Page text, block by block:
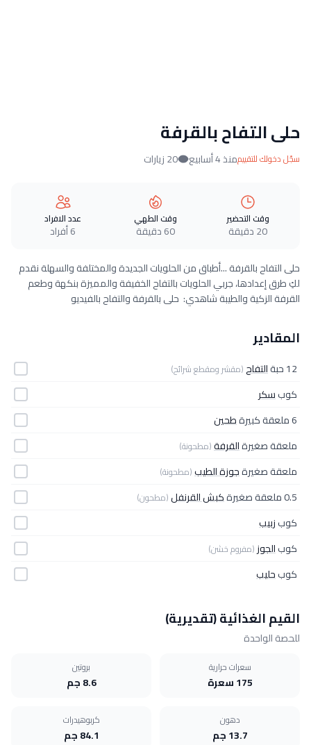
حلى التفاح بالقرفة
سجّل دخولك للتقييممنذ 4 أسابيع 20 زيارات
وقت التحضير
20 دقيقة
وقت الطهي
60 دقيقة
عدد الافراد
6 أفراد
حلى التفاح بالقرفة ...أطباق من الحلويات الجديدة والمختلفة والسهلة نقدم
لكِ طرق إعدادها، جربي الحلويات بالتفاح الخفيفة والمميزة بنكهة وطعم
القرفة الزكية والطيبة شاهدي: حلى بالقرفة والتفاح بالفيديو
المقادير
12 حبة التفاح(مقشر ومقطع شرائح)
كوبسكر
6 ملعقة كبيرة
طحين
ملعقة صغيرةالقرفة(مطحونة)
ملعقة صغيرةجوزة الطيب(مطحونة)
0.5 ملعقة صغيرة كبش القرنفل(مطحون)
كوبزبيب
كوبالجوز (مفروم خشن)
كوبحليب
القيم الغذائية (تقديرية)
للحصة الواحدة
سعرات حرارية
175 سعرة
بروتين
8.6 جم
دهون
13.7 جم
كربوهيدرات
84.1 جم